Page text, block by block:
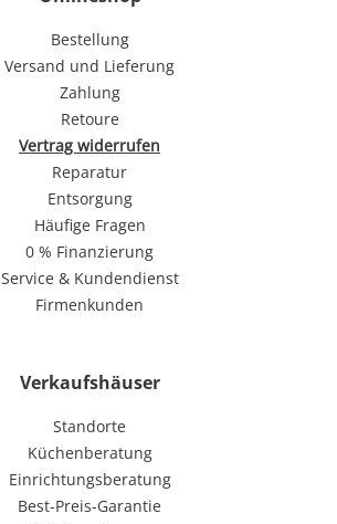
Bestellung
Versand und Lieferung
Zahlung
Retoure
Vertrag widerrufen
Reparatur
Entsorgung
Häufige Fragen
0 % Finanzierung
Service & Kundendienst
Firmenkunden
Verkaufshäuser
Standorte
Küchenberatung
Einrichtungsberatung
Best-Preis-Garantie